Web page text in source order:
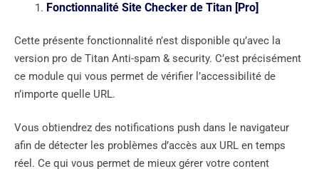
Fonctionnalité Site Checker de Titan [Pro]
Cette présente fonctionnalité n’est disponible qu’avec la
version pro de Titan Anti-spam & security. C’est précisément
ce module qui vous permet de vérifier l’accessibilité de
n’importe quelle URL.
Vous obtiendrez des notifications push dans le navigateur
afin de détecter les problèmes d’accès aux URL en temps
réel. Ce qui vous permet de mieux gérer votre content